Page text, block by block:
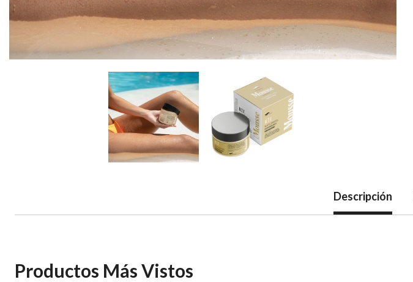
Descripción
-
Productos Más Vistos